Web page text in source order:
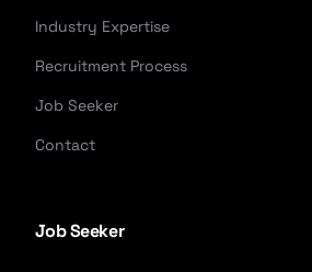
Industry Expertise
Recruitment Process
Job Seeker
Contact
Job Seeker